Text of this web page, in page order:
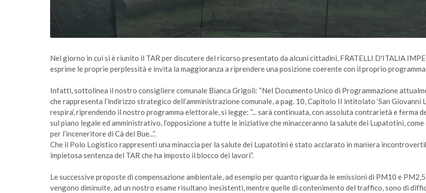
Nel giorno in cui si è riunito il TAR per discutere del ricorso presentato da alcuni cittadini, FRATELLI D'ITALIA
esprime le proprie perplessità e invita la maggioranza a riprendere una posizione coerente con il proprio
Infatti, sottolinea il nostro consigliere comunale Bianca Grigoli: “Nel Documento Unico di Programmazione
che rappresenta l’indirizzo strategico dell’amministrazione comunale, a pag. 10, Capitolo II intitolato ‘San Giovanni
respira’, riprendendo il nostro programma elettorale, si legge: “... sarà continuata, con assoluta contrarietà e ferma
sul piano legale ed amministrativo, l’opposizione a tutte le iniziative che minacceranno la salute dei Lupatotini,
per l’inceneritore di Cà del Bue...”.
Che il Polo Logistico rappresenti una minaccia per la salute dei Lupatotini è stato acclarato in maniera
impietosa sentenza del TAR che ha imposto il blocco dei lavori”.
Le successive proposte di compensazione ambientale, ad esempio per quanto riguarda le emissioni di PM10 e
vengono diminuite, ad un nostro esame risultano inesistenti, mentre quelle di contenimento del traffico, sono di